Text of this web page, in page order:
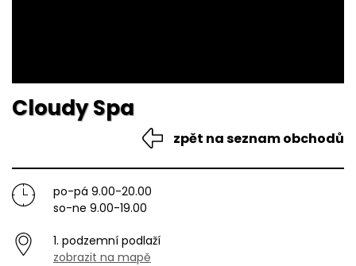
Cloudy Spa
zpět na seznam obchodů
po-pá 9.00-20.00
so-ne 9.00-19.00
1. podzemní podlaží
zobrazit na mapě